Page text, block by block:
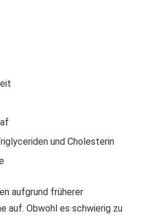
und Cholesterin
aufgrund früherer
auf. Obwohl es schwierig zu